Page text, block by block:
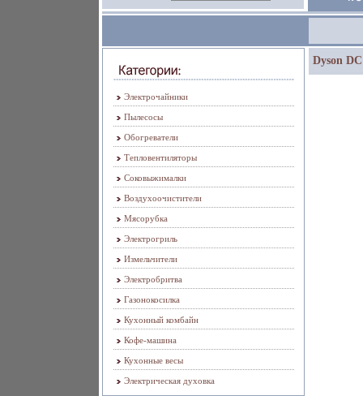
Электрочайники
Пылесосы
Обогреватели
Тепловентиляторы
Соковыжималки
Воздухоочистители
Мясорубка
Электрогриль
Измельчители
Электробритва
Газонокосилка
Кухонный комбайн
Кофе-машина
Кухонные весы
Электрическая духовка
Dyson